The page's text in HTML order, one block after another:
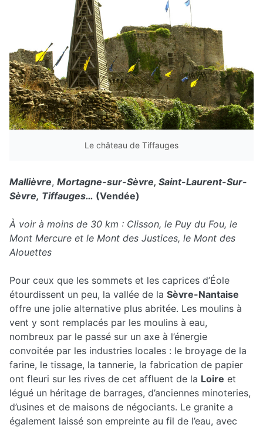
Le château de Tiffauges
Mallièvre, Mortagne-sur-Sèvre, Saint-Laurent-Sur-
Sèvre, Tiffauges… (Vendée)
À voir à moins de 30 km : Clisson, le Puy du Fou, le
Mont Mercure et le Mont des Justices, le Mont des
Alouettes
Pour ceux que les sommets et les caprices d’Éole
étourdissent un peu, la vallée de la Sèvre-Nantaise
offre une jolie alternative plus abritée. Les moulins à
vent y sont remplacés par les moulins à eau,
nombreux par le passé sur un axe à l’énergie
convoitée par les industries locales : le broyage de la
farine, le tissage, la tannerie, la fabrication de papier
ont fleuri sur les rives de cet affluent de la Loire et
légué un héritage de barrages, d’anciennes minoteries,
d’usines et de maisons de négociants. Le granite a
également laissé son empreinte au fil de l’eau, avec